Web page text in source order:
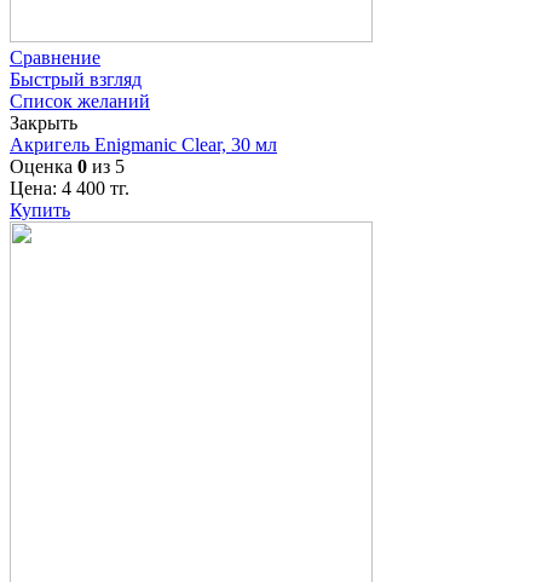
Сравнение
Быстрый взгляд
Список желаний
Закрыть
Акригель Enigmanic Clear, 30 мл
Оценка 0 из 5
Цена: 4 400 тг.
Купить